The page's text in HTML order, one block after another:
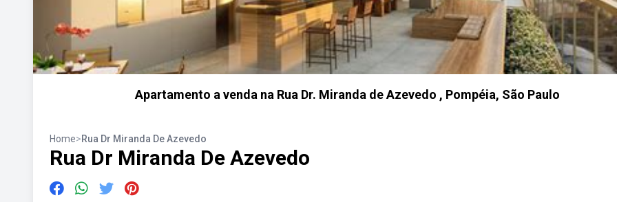
Apartamento a venda na Rua Dr. Miranda de Azevedo , Pompéia, São Paulo
Home>Rua Dr Miranda De Azevedo
Rua Dr Miranda De Azevedo